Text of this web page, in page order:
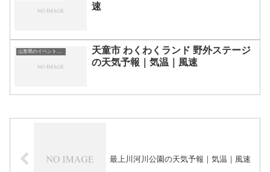
速
天童市 わくわくランド 野外ステージ
の天気予報｜気温｜風速
最上川河川公園の天気予報｜気温｜風速